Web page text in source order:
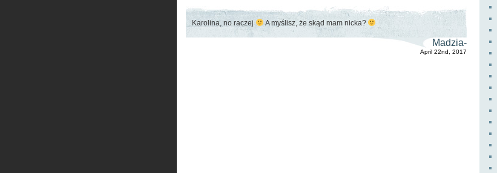
Karolina, no raczej A myślisz, że skąd mam nicka?
Madzia-
April 22nd, 2017